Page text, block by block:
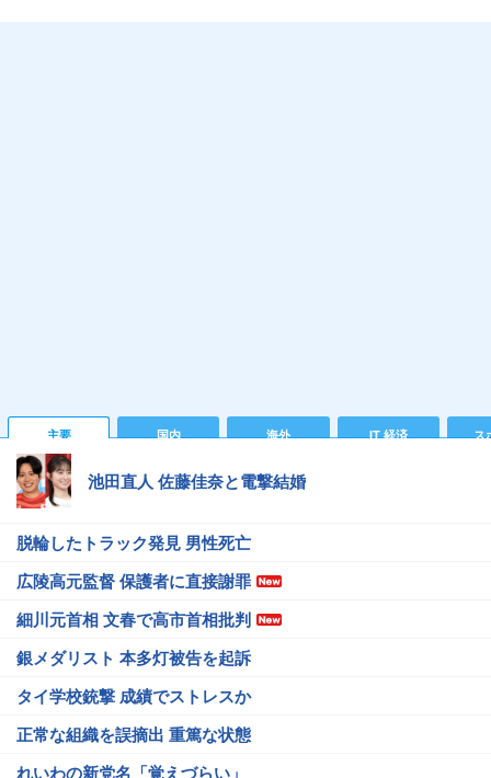
主要 国内 海外 IT 経済 ス
池田直人 佐藤佳奈と電撃結婚
脱輪したトラック発見 男性死亡
広陵高元監督 保護者に直接謝罪
細川元首相 文春で高市首相批判
銀メダリスト 本多灯被告を起訴
タイ学校銃撃 成績でストレスか
正常な組織を誤摘出 重篤な状態
れいわの新党名「覚えづらい」